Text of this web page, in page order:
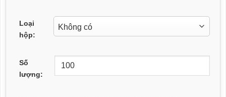
Loại
hộp:
Số
lượng: